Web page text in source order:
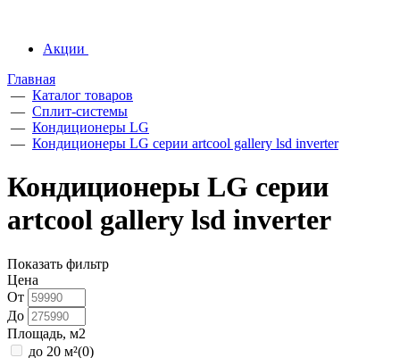
Акции
Главная
— Каталог товаров
— Сплит-системы
— Кондиционеры LG
— Кондиционеры LG серии artcool gallery lsd inverter
Кондиционеры LG серии
artcool gallery lsd inverter
Показать фильтр
Цена
От
До
Площадь, м2
до 20 м²(0)